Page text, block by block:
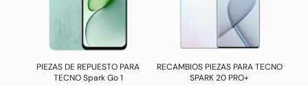
PIEZAS DE REPUESTO PARA
TECNO Spark Go 1
RECAMBIOS PIEZAS PARA TECNO
SPARK 20 PRO+